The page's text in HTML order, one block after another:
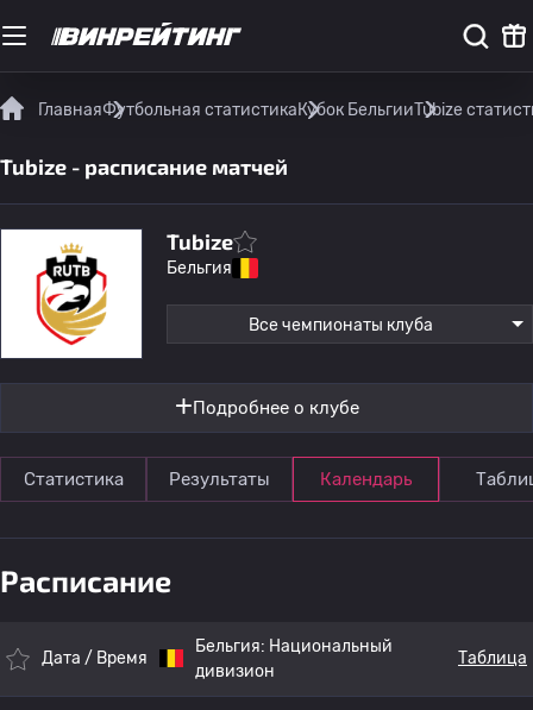
ГлавнаяФутбольная статистикаКубок БельгииTubize
Tubize - расписание матчей
Tubize
Бельгия
Все чемпионаты клуба
Подробнее о клубе
Статистика Результаты Календарь
Расписание
Дата / Время
Бельгия: Национальный
дивизион
Таблица